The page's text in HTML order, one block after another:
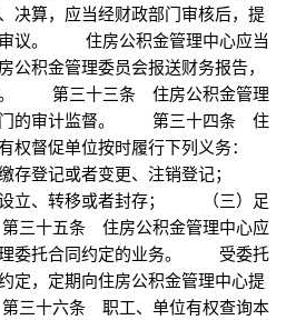
决算，应当经财政部门审核后，提
审议。 住房公积金管理中心应当
公积金管理委员会报送财务报告，
。 第三十三条 住房公积金管理
门的审计监督。 第三十四条 住
权督促单位按时履行下列义务：
存登记或者变更、注销登记；
设立、转移或者封存； （三）足
十五条 住房公积金管理中心应
理委托合同约定的业务。 受委托
定，定期向住房公积金管理中心提
十六条 职工、单位有权查询本